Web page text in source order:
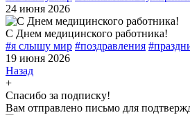
24 июня 2026
С Днем медицинского работника!
#я слышу мир #поздравления
19 июня 2026
Назад
+
Спасибо за подписку!
Вам отправлено письмо для